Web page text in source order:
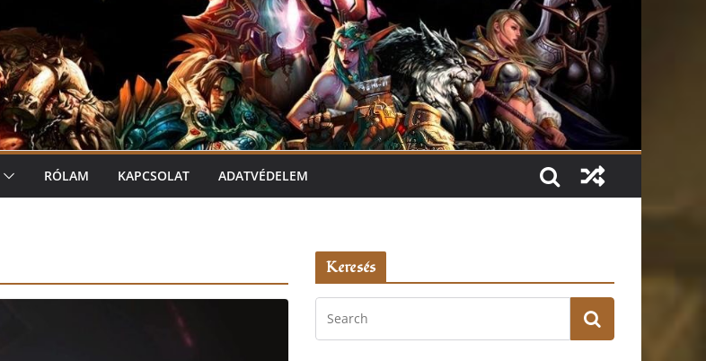
RÓLAM KAPCSOLAT ADATVÉDELEM
Keresés